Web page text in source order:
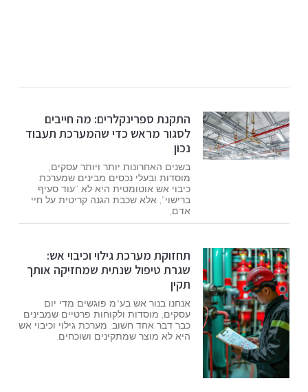
התקנת ספרינקלרים: מה חייבים
לסגור מראש כדי שהמערכת תעבוד
נכון
בשנים האחרונות יותר ויותר עסקים,
מוסדות ובעלי נכסים מבינים שמערכת
כיבוי אש אוטומטית היא לא “עוד סעיף
ברישוי”, אלא שכבת הגנה קריטית על חיי
אדם,
תחזוקת מערכת גילוי וכיבוי אש:
שגרת טיפול שנתית שמחזיקה אותך
תקין
אנחנו בנור אש בע"מ פוגשים מדי יום
עסקים, מוסדות ולקוחות פרטיים שמבינים
כבר דבר אחד חשוב: מערכת גילוי וכיבוי אש
היא לא מוצר שמתקינים ושוכחים.